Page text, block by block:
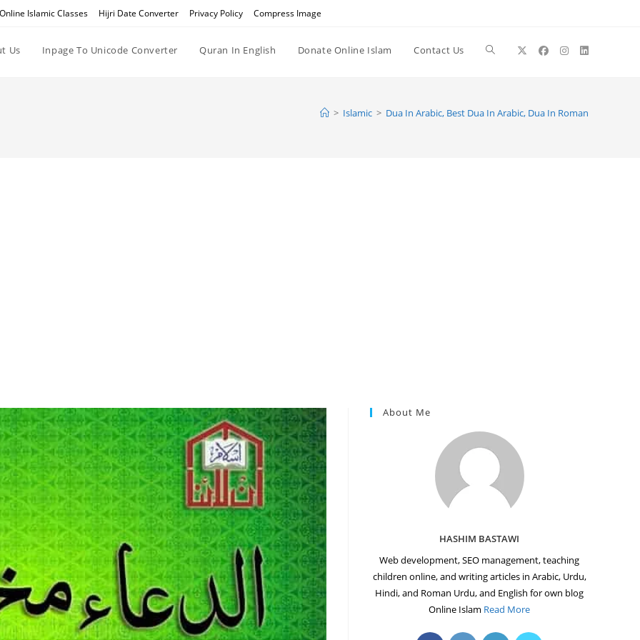
Online Islamic Classes Hijri Date Converter Privacy Policy Compress Image
Us Inpage To Unicode Converter Quran In English Donate Online Islam Contact Us Toggle
> Islamic > Dua In Arabic, Best Dua In Arabic, Dua In Roman
About Me
HASHIM BASTAWI
Web development, SEO management, teaching
children online, and writing articles in Arabic, Urdu,
Hindi, and Roman Urdu, and English for own blog
Online Islam Read More